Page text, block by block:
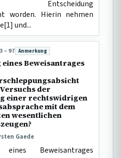
Entscheidung
worden. Hierin nehmen
und...
– 97 Beitragsart:
Anmerkung
Beweisantrages
der
einer rechtswidrigen
mit dem
wesentlichen
Gaede
eines Beweisantrages